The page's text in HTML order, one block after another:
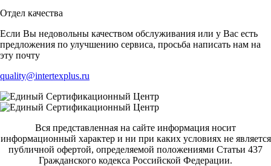
Отдел качества
Если Вы недовольны качеством обслуживания или у Вас есть
предложения по улучшению сервиса, просьба написать нам на
эту почту
quality@intertexplus.ru
Вся представленная на сайте информация носит
информационный характер и ни при каких условиях не является
публичной офертой, определяемой положениями Статьи 437
Гражданского кодекса Российской Федерации.